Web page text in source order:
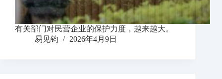
有关部门对民营企业的保护力度，越来越大。
易见钧
2026年4月9日